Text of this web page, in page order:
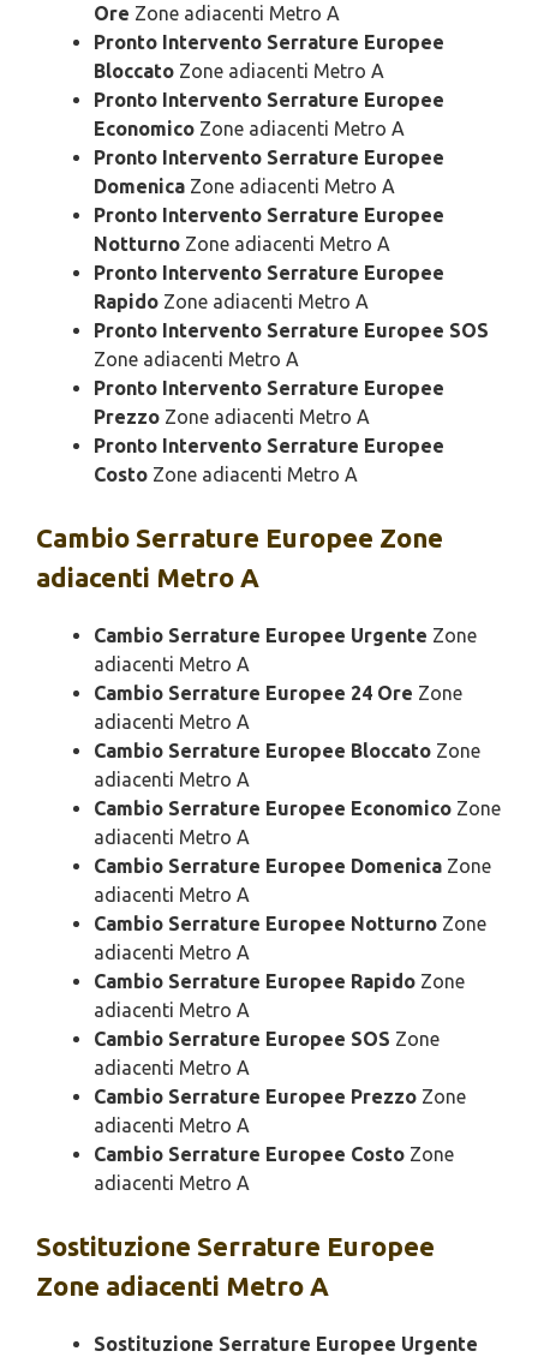
Ore Zone adiacenti Metro A
Pronto Intervento Serrature Europee
Bloccato Zone adiacenti Metro A
Pronto Intervento Serrature Europee
Economico Zone adiacenti Metro A
Pronto Intervento Serrature Europee
Domenica Zone adiacenti Metro A
Pronto Intervento Serrature Europee
Notturno Zone adiacenti Metro A
Pronto Intervento Serrature Europee
Rapido Zone adiacenti Metro A
Pronto Intervento Serrature Europee SOS
Zone adiacenti Metro A
Pronto Intervento Serrature Europee
Prezzo Zone adiacenti Metro A
Pronto Intervento Serrature Europee
Costo Zone adiacenti Metro A
Cambio Serrature Europee Zone
adiacenti Metro A
Cambio Serrature Europee Urgente Zone
adiacenti Metro A
Cambio Serrature Europee 24 Ore Zone
adiacenti Metro A
Cambio Serrature Europee Bloccato Zone
adiacenti Metro A
Cambio Serrature Europee Economico Zone
adiacenti Metro A
Cambio Serrature Europee Domenica Zone
adiacenti Metro A
Cambio Serrature Europee Notturno Zone
adiacenti Metro A
Cambio Serrature Europee Rapido Zone
adiacenti Metro A
Cambio Serrature Europee SOS Zone
adiacenti Metro A
Cambio Serrature Europee Prezzo Zone
adiacenti Metro A
Cambio Serrature Europee Costo Zone
adiacenti Metro A
Sostituzione Serrature Europee
Zone adiacenti Metro A
Sostituzione Serrature Europee Urgente